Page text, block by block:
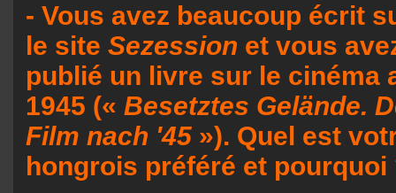
- Vous avez beaucoup écrit
le site Sezession et vous
publié un livre sur le cinéma
1945 (« Besetztes Gelände.
Film nach '45 »). Quel est
hongrois préféré et pourquoi